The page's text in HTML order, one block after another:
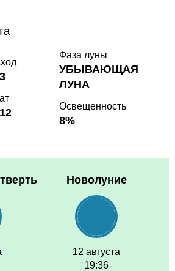
Фаза луны
УБЫВАЮЩАЯ
ЛУНА
Освещенность
8%
Новолуние
12 августа
19:36